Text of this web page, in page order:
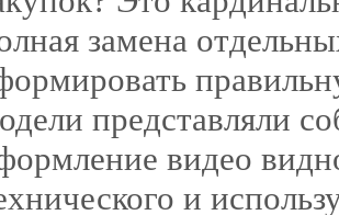
замена
представляли
видео
и